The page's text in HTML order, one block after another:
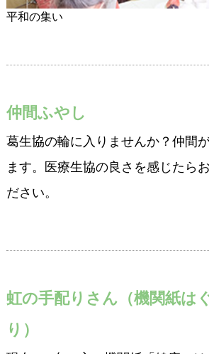
平和の集い
仲間ふやし
葛生協の輪に入りませんか？仲間
ます。医療生協の良さを感じたら
ださい。
虹の手配りさん（機関紙は
り）